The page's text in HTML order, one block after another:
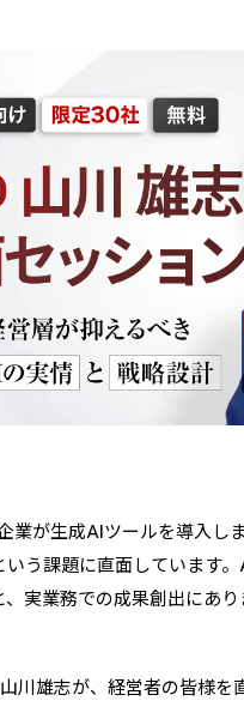
業が生成AIツールを導入し
う課題に直面しています
実業務での成果創出にあり
川雄志が、経営者の皆様を